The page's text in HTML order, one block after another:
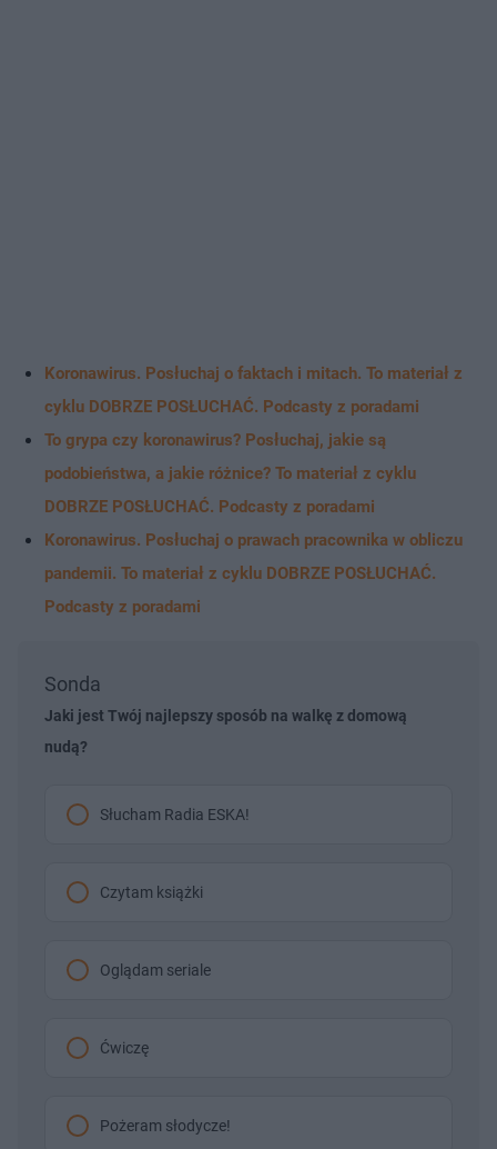
Koronawirus. Posłuchaj o faktach i mitach. To materiał z
cyklu DOBRZE POSŁUCHAĆ. Podcasty z poradami
To grypa czy koronawirus? Posłuchaj, jakie są
podobieństwa, a jakie różnice? To materiał z cyklu
DOBRZE POSŁUCHAĆ. Podcasty z poradami
Koronawirus. Posłuchaj o prawach pracownika w obliczu
pandemii. To materiał z cyklu DOBRZE POSŁUCHAĆ.
Podcasty z poradami
Sonda
Jaki jest Twój najlepszy sposób na walkę z domową
nudą?
Słucham Radia ESKA!
Czytam książki
Oglądam seriale
Ćwiczę
Pożeram słodycze!